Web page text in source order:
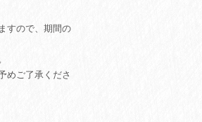
すので、期間の
めご了承くださ